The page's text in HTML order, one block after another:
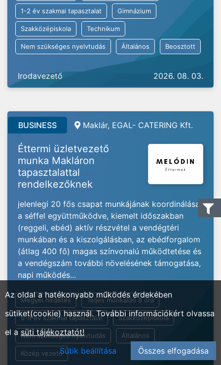
1-2 év szakmai tapasztalat Gimnázium
Szakközépiskola Technikum
Nem szükséges nyelvtudás Általános Beosztott
Irodavezető 2026. 08. 03.
BUSINESS Maklár, EGAL- CATERING Kft.
Éttermi üzletvezető
munka Makláron
tapasztalattal
rendelkezőknek
jelenlegi 20 fős csapat munkájának koordinálása
a séffel együttműködve, kiemelt időszakban
(reggeli, ebéd) aktív részvétel a vendégtéri
munkában és a kiszolgálásban, az ebédforgalom
(átlag 400 fő) magas színvonalú működtetése és
a vendégszám további növelésének támogatása,
napi működés...
Megyei hirdetés Teljes munkaidő 8 óra
5-9 év szakmai tapasztalat Szakközépiskola
Nem szükséges nyelvtudás Általános
Közép vezető
Az oldal a hatékonyabb működés érdekében
sütiket(cookie) használ. További információkért olvassa
el a süti tájékoztatót!
Sütik beállítása
Összes elfogadása